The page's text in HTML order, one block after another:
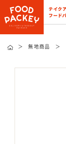
＞ 無地商品 ＞